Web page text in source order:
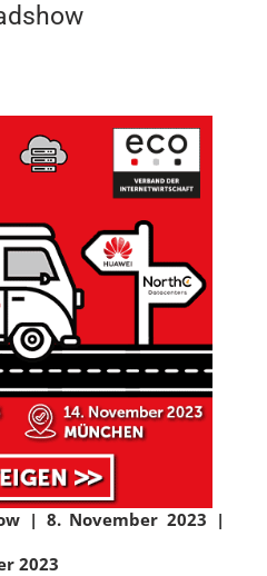
| 8. November 2023 |
2023